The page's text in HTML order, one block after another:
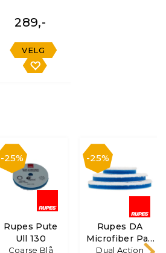
289,-
VELG
25%
Rupes Pute
Ull 130
Coarse Blå
25%
Rupes DA
Microfiber Pad
Coarse
Dual Action